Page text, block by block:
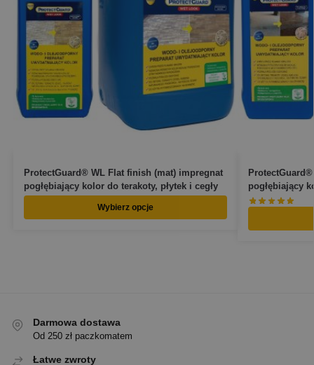
ProtectGuard® WL Flat finish (mat) impregnat
pogłębiający kolor do terakoty, płytek i cegły
Wybierz opcje
ProtectGuard®
pogłębiający
Darmowa dostawa
Od 250 zł paczkomatem
Łatwe zwroty